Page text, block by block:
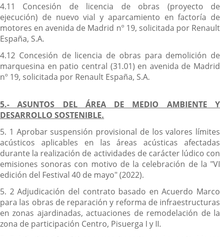
4.11 Concesión de licencia de obras (proyecto de
ejecución) de nuevo vial y aparcamiento en factoría de
motores en avenida de Madrid nº 19, solicitada por Renault
España, S.A.
4.12 Concesión de licencia de obras para demolición de
marquesina en patio central (31.01) en avenida de Madrid
nº 19, solicitada por Renault España, S.A.
5.- ASUNTOS DEL ÁREA DE MEDIO AMBIENTE Y
DESARROLLO SOSTENIBLE.
5. 1 Aprobar suspensión provisional de los valores límites
acústicos aplicables en las áreas acústicas afectadas
durante la realización de actividades de carácter lúdico con
emisiones sonoras con motivo de la celebración de la "VI
edición del Festival 40 de mayo" (2022).
5. 2 Adjudicación del contrato basado en Acuerdo Marco
para las obras de reparación y reforma de infraestructuras
en zonas ajardinadas, actuaciones de remodelación de la
zona de participación Centro, Pisuerga I y II.